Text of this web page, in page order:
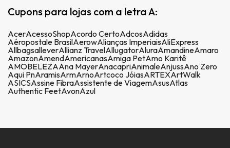
Cupons para lojas com a letra A:
AcerAcessoShopAcordo CertoAdcosAdidas
Aéropostale BrasilAerowAlianças ImperiaisAliExpress
AllbagsalleverAllianz TravelAllugatorAluraAmandineAmaro
AmazonAmendAmericanasAmiga PetAmo Karitê
AMOBELEZAAna MayerAnacapriAnimaleAnjussAno Zero
Aqui PnAramisArmArnoArtcoco JóiasARTEXArtWalk
ASICSAssine FibraAssistente de ViagemAsusAtlas
Authentic FeetAvonAzul